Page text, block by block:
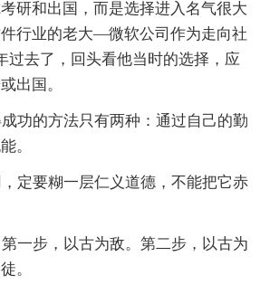
研和出国，而是选择进入名气很大
行业的老大—微软公司作为走向社
过去了，回头看他当时的选择，应
出国。
功的方法只有两种：通过自己的勤
。
定要糊一层仁义道德，不能把它赤
一步，以古为敌。第二步，以古为
。